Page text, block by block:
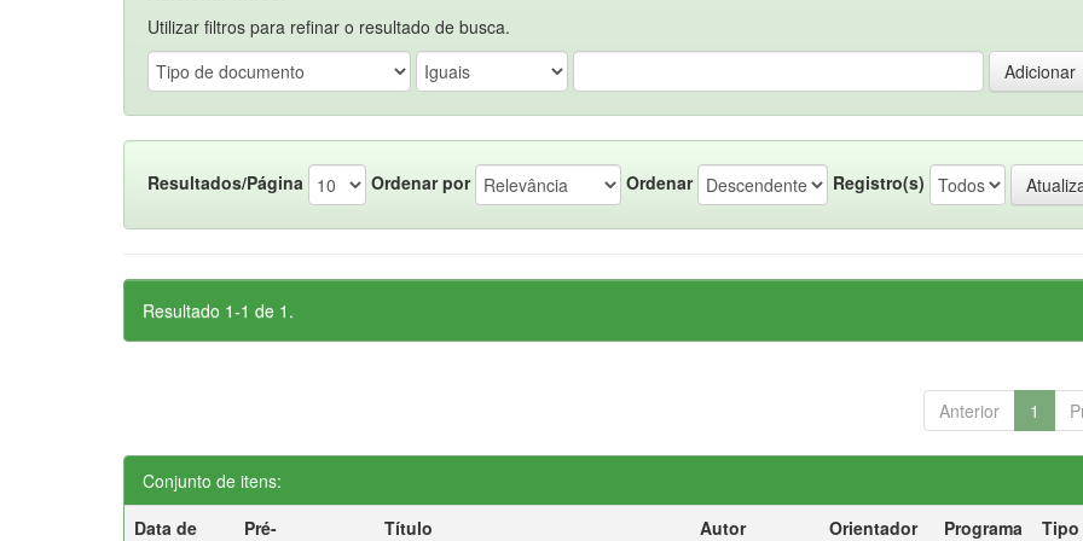
Utilizar filtros para refinar o resultado de busca.
Resultados/Página Ordenar por Ordenar Registro(s)
Resultado 1-1 de 1.
Anterior 1
Conjunto de itens:
Data de
Pré-
Título Autor Orientador Programa
Tipo